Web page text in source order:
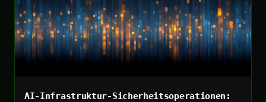
AI-Infrastruktur-Sicherheitsoperationen: